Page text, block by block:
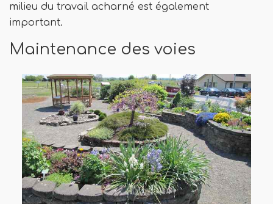
milieu du travail acharné est également
important.
Maintenance des voies